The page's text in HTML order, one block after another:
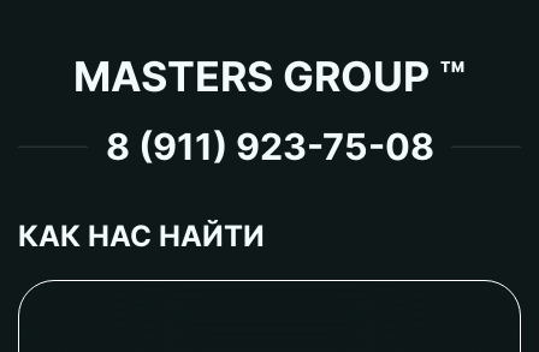
MASTERS GROUP ™
8 (911) 923-75-08
КАК НАС НАЙТИ